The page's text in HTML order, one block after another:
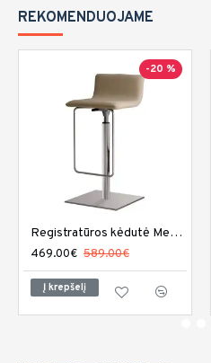
REKOMENDUOJAME
-20 %
Registratūros kėdutė Medical and Beauty Divine Reception
469.00€ 589.00€
Į krepšelį